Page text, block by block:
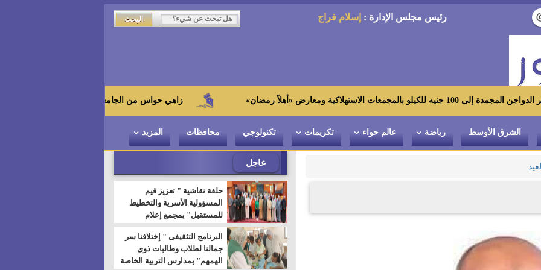
رئيس مجلس الإدارة : إسلام فراج
زاهي حواس من الجامعة اليابانية : "توت عنخ آمون" هو بطل المتحف «أهلاً رمضان»
الشرق الأوسط رياضة عالم حواء تكريمات تكنولوجي محافظات المزيد
عاجل
حلقة نقاشية " تعزيز قيم
المسؤولية الأسرية والتخطيط
للمستقبل" بمجمع إعلام
السويس
البرنامج التثقيفى " إختلافنا سر
جمالنا لطلاب وطالبات ذوى
الهمهم" بمدارس التربية الخاصة